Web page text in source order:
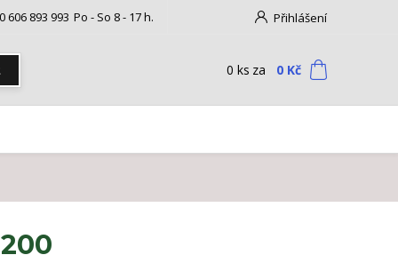
Přihlášení
606 893 993 Po - So 8 - 17 h.
0 ks za 0 Kč